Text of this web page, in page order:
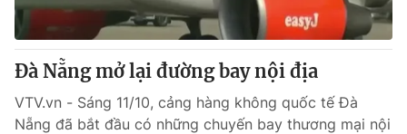
Đà Nẵng mở lại đường bay nội địa
VTV.vn - Sáng 11/10, cảng hàng không quốc tế Đà
Nẵng đã bắt đầu có những chuyến bay thương mại nội